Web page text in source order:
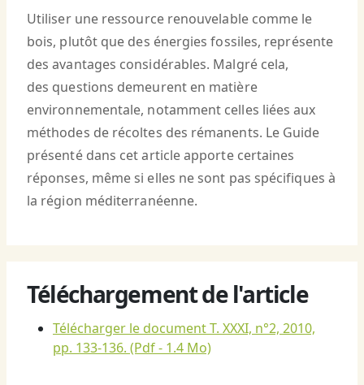
Utiliser une ressource renouvelable comme le
bois, plutôt que des énergies fossiles, représente
des avantages considérables. Malgré cela,
des questions demeurent en matière
environnementale, notamment celles liées aux
méthodes de récoltes des rémanents. Le Guide
présenté dans cet article apporte certaines
réponses, même si elles ne sont pas spécifiques à
la région méditerranéenne.
Téléchargement de l'article
Télécharger le document T. XXXI, n°2, 2010,
pp. 133-136. (Pdf - 1.4 Mo)